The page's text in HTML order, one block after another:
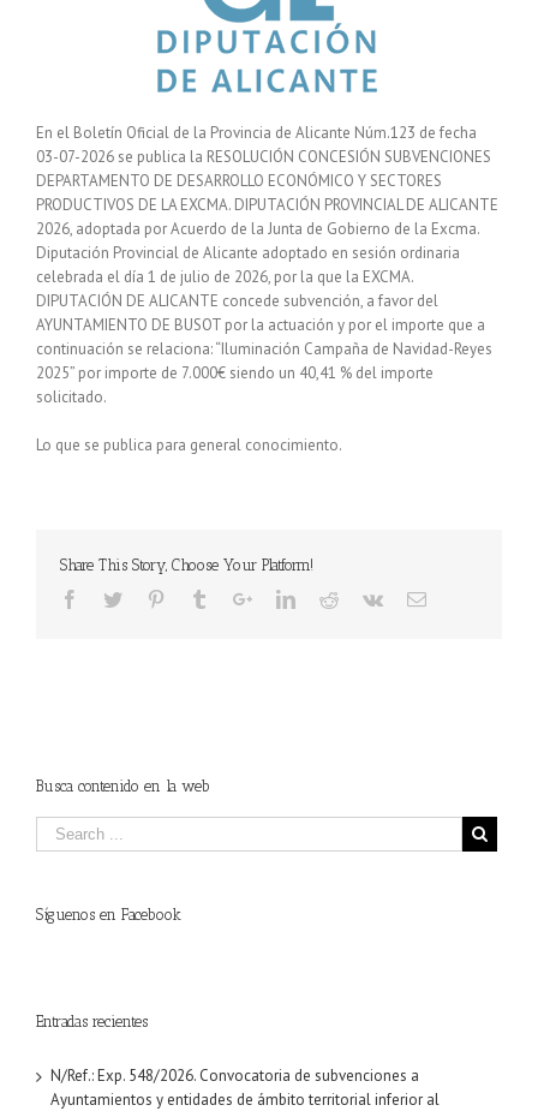
En el Boletín Oficial de la Provincia de Alicante Núm.123 de fecha
03-07-2026 se publica la RESOLUCIÓN CONCESIÓN SUBVENCIONES
DEPARTAMENTO DE DESARROLLO ECONÓMICO Y SECTORES
PRODUCTIVOS DE LA EXCMA. DIPUTACIÓN PROVINCIAL DE ALICANTE
2026, adoptada por Acuerdo de la Junta de Gobierno de la Excma.
Diputación Provincial de Alicante adoptado en sesión ordinaria
celebrada el día 1 de julio de 2026, por la que la EXCMA.
DIPUTACIÓN DE ALICANTE concede subvención, a favor del
AYUNTAMIENTO DE BUSOT por la actuación y por el importe que a
continuación se relaciona: “Iluminación Campaña de Navidad-Reyes
2025” por importe de 7.000€ siendo un 40,41 % del importe
solicitado.
Lo que se publica para general conocimiento.
Share This Story, Choose Your Platform!
Busca contenido en la web
Síguenos en Facebook
Entradas recientes
N/Ref.: Exp. 548/2026. Convocatoria de subvenciones a
Ayuntamientos y entidades de ámbito territorial inferior al